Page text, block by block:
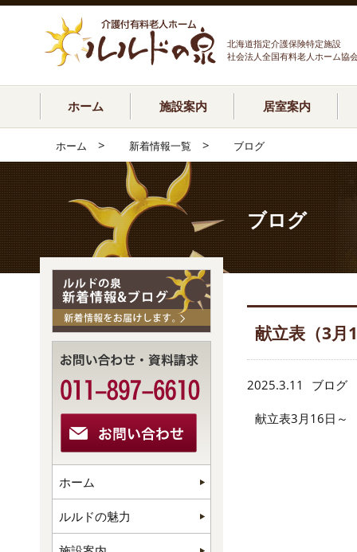
北海道指定介護保険特定施設
社会法人全国有料老人ホーム協
ホーム 施設案内 居室案内
ホーム > 新着情報一覧 > ブログ
ブログ
献立表（3月
2025.3.11 ブログ
献立表3月16日～
ホーム
ルルドの魅力